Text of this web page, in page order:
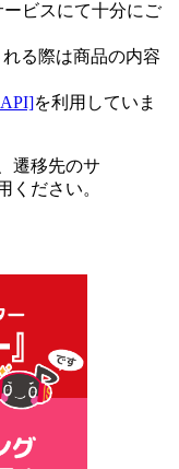
ビスにて十分にご
れる際は商品の内容
API]を利用していま
遷移先のサ
ください。